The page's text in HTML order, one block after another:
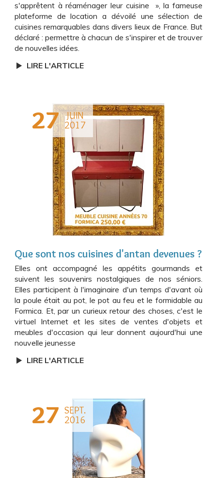
s'apprêtent à réaménager leur cuisine », la fameuse
plateforme de location a dévoilé une sélection de
cuisines remarquables dans divers lieux de France. But
déclaré : permettre à chacun de s'inspirer et de trouver
de nouvelles idées.
LIRE L'ARTICLE
27
JUIN
2017
Que sont nos cuisines d'antan devenues ?
Elles ont accompagné les appétits gourmands et
suivent les souvenirs nostalgiques de nos séniors.
Elles participent à l'imaginaire d'un temps d'avant où
la poule était au pot, le pot au feu et le formidable au
Formica. Et, par un curieux retour des choses, c'est le
virtuel Internet et les sites de ventes d'objets et
meubles d'occasion qui leur donnent aujourd'hui une
nouvelle jeunesse
LIRE L'ARTICLE
27 SEPT.
2016